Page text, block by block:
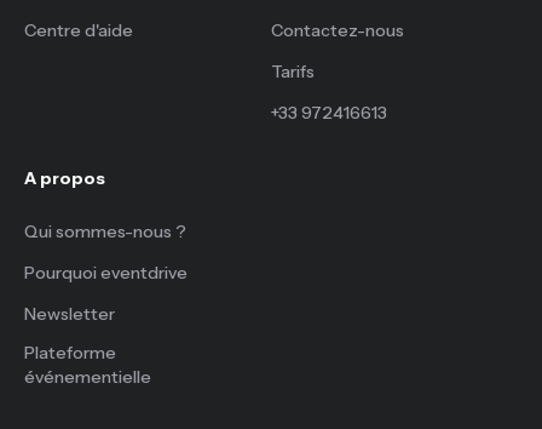
Centre d'aide
Contactez-nous
Tarifs
+33 972416613
A propos
Qui sommes-nous ?
Pourquoi eventdrive
Newsletter
Plateforme
événementielle